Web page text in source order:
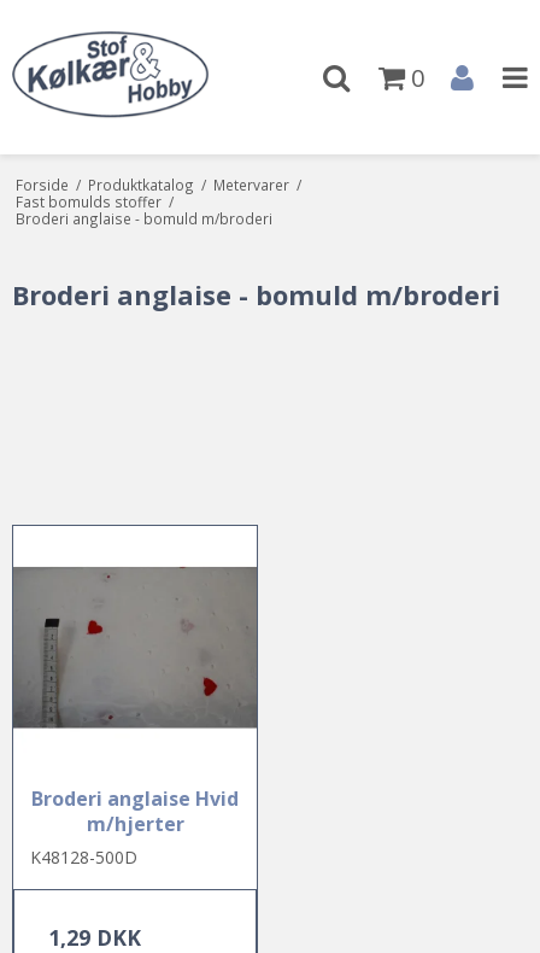
0
Forside / Produktkatalog / Metervarer /
Fast bomulds stoffer /
Broderi anglaise - bomuld m/broderi
Broderi anglaise - bomuld m/broderi
Broderi anglaise Hvid
m/hjerter
K48128-500D
1,29 DKK